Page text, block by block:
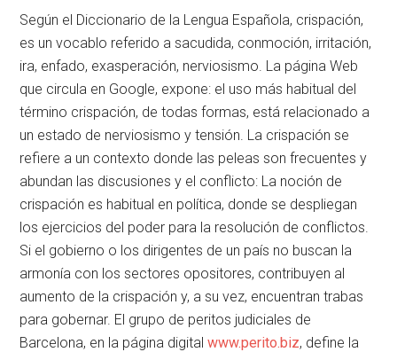
Según el Diccionario de la Lengua Española, crispación,
es un vocablo referido a sacudida, conmoción, irritación,
ira, enfado, exasperación, nerviosismo. La página Web
que circula en Google, expone: el uso más habitual del
término crispación, de todas formas, está relacionado a
un estado de nerviosismo y tensión. La crispación se
refiere a un contexto donde las peleas son frecuentes y
abundan las discusiones y el conflicto: La noción de
crispación es habitual en política, donde se despliegan
los ejercicios del poder para la resolución de conflictos.
Si el gobierno o los dirigentes de un país no buscan la
armonía con los sectores opositores, contribuyen al
aumento de la crispación y, a su vez, encuentran trabas
para gobernar. El grupo de peritos judiciales de
Barcelona, en la página digitalwww.perito.biz, define la